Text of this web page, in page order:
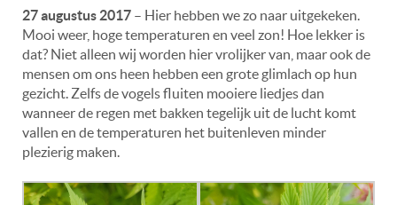
27 augustus 2017 – Hier hebben we zo naar uitgekeken.
Mooi weer, hoge temperaturen en veel zon! Hoe lekker is
dat? Niet alleen wij worden hier vrolijker van, maar ook de
mensen om ons heen hebben een grote glimlach op hun
gezicht. Zelfs de vogels fluiten mooiere liedjes dan
wanneer de regen met bakken tegelijk uit de lucht komt
vallen en de temperaturen het buitenleven minder
plezierig maken.